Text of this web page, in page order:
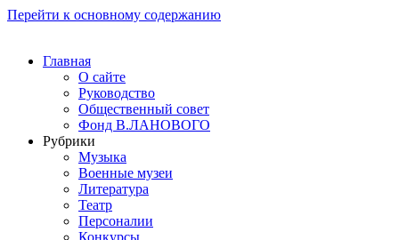
Перейти к основному содержанию
Главная
О сайте
Руководство
Общественный совет
Фонд В.ЛАНОВОГО
Рубрики
Музыка
Военные музеи
Литература
Театр
Персоналии
Конкурсы